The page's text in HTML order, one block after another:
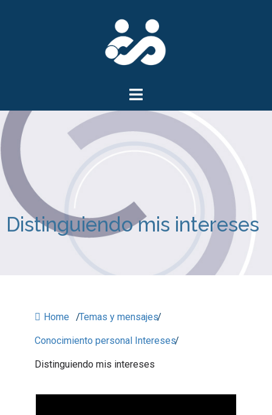
Distinguiendo mis intereses
Home /Temas y mensajes/
Conocimiento personal Intereses/
Distinguiendo mis intereses